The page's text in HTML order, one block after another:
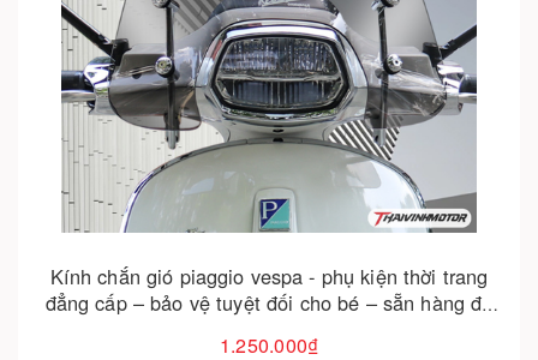
Kính chắn gió piaggio vespa - phụ kiện thời trang
đẳng cấp – bảo vệ tuyệt đối cho bé – sẵn hàng đà
1.250.000₫
Cho vào giỏ hàng